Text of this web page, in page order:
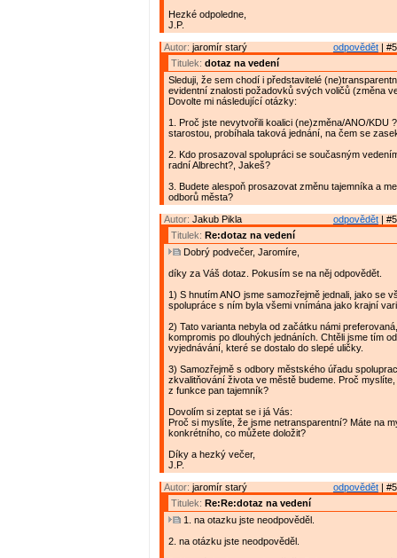
Hezké odpoledne,
J.P.
odpovědět |
Autor: jaromír starý
Titulek: dotaz na vedení
Sleduji, že sem chodí i představitelé
evidentní znalosti požadovků svých voličů (změna
Dovolte mi následující otázky:
1. Proč jste nevytvořili koalici (ne)změna/ANO/KDU
starostou, probíhala taková jednání, na čem se
2. Kdo prosazoval spolupráci se současným
radní Albrecht?, Jakeš?
3. Budete alespoň prosazovat změnu tajemníka a
odborů města?
odpovědět |
Autor: Jakub Pikla
Titulek: Re:dotaz na vedení
Dobrý podvečer, Jaromíre,
díky za Váš dotaz. Pokusím se na něj odpovědět.
1) S hnutím ANO jsme samozřejmě jednali, jako se
spolupráce s ním byla všemi vnímána jako krajní
2) Tato varianta nebyla od začátku námi
kompromis po dlouhých jednáních. Chtěli jsme tím
vyjednávání, které se dostalo do slepé uličky.
3) Samozřejmě s odbory městského úřadu
zkvalitňování života ve městě budeme. Proč
z funkce pan tajemník?
Dovolím si zeptat se i já Vás:
Proč si myslíte, že jsme netransparentní? Máte na
konkrétního, co můžete doložit?
Díky a hezký večer,
J.P.
odpovědět |
Autor: jaromír starý
Titulek: Re:Re:dotaz na vedení
1. na otazku jste neodpověděl.
2. na otázku jste neodpověděl.